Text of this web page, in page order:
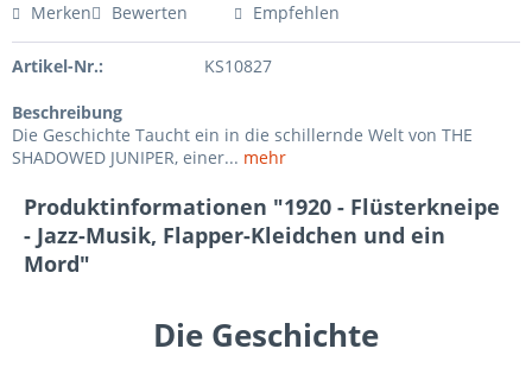
Merken Bewerten Empfehlen
Artikel-Nr.: KS10827
Beschreibung
Die Geschichte Taucht ein in die schillernde Welt von THE
SHADOWED JUNIPER, einer... mehr
Produktinformationen "1920 - Flüsterkneipe
- Jazz-Musik, Flapper-Kleidchen und ein
Mord"
Die Geschichte